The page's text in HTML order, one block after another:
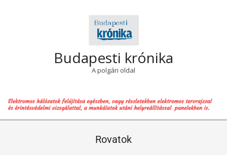
Budapesti krónika
A polgári oldal
Rovatok